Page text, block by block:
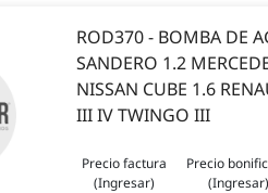
ROD370 - BOMBA DE
SANDERO 1.2
NISSAN CUBE 1.6
III IV TWINGO III
Precio factura
(Ingresar)
Precio
(Ingresar)